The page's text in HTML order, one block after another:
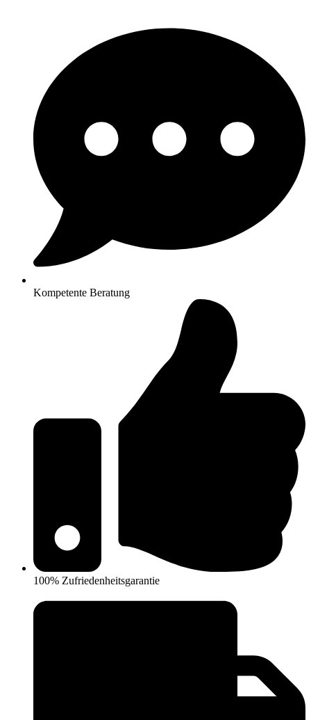
Kompetente Beratung
100% Zufriedenheitsgarantie